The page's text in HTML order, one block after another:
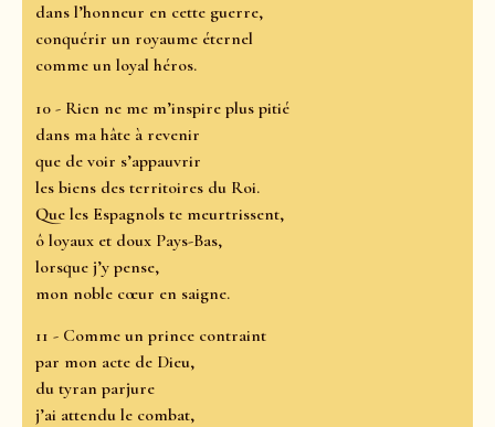
dans l’honneur en cette guerre,
conquérir un royaume éternel
comme un loyal héros.
10 - Rien ne me m’inspire plus pitié
dans ma hâte à revenir
que de voir s’appauvrir
les biens des territoires du Roi.
Que les Espagnols te meurtrissent,
ô loyaux et doux Pays-Bas,
lorsque j’y pense,
mon noble cœur en saigne.
11 - Comme un prince contraint
par mon acte de Dieu,
du tyran parjure
j’ai attendu le combat,